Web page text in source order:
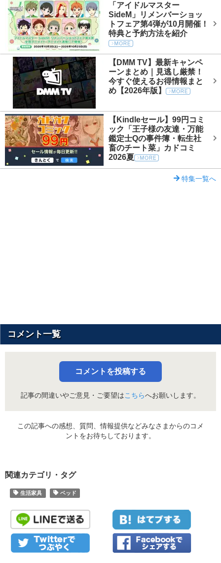
「アイドルマスター
SideM」リメンバーショッ
トフェア第4弾が10月開催！
特典と予約方法を紹介
【DMM TV】最新キャンペ
ーンまとめ｜見逃し厳禁！
今すぐ使えるお得情報まと
め【2026年版】
【Kindleセール】99円コミ
ック「王子様の友達・万能
鑑定士Qの事件簿・転生社
畜のチート菜」カドコミ
2026夏
特集一覧へ
コメント一覧
コメントを投稿する
記事の間違いやご意見・ご要望はこちらへお願いします。
この記事への感想、質問、情報提供などみなさまからのコメ
ントをお待ちしております。
関連カテゴリ・タグ
生活家具 ベッド